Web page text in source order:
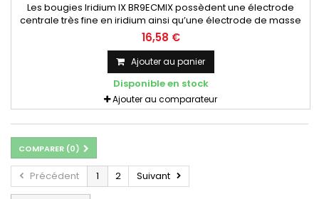
Les bougies Iridium IX BR9ECMIX possèdent une électrode
centrale très fine en iridium ainsi qu’une électrode de masse
biseautée - Longévité plus importante - Meilleur allumage -
Consommation réduite - Meilleur confort de conduite
16,58 €
Ajouter au panier
Disponible en stock
Ajouter au comparateur
COMPARER (0)
Précédent 1 2 Suivant